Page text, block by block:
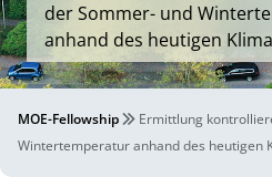
der Sommer- und
anhand des heutigen
MOE-Fellowship
Ermittlung
Wintertemperatur anhand des heutigen